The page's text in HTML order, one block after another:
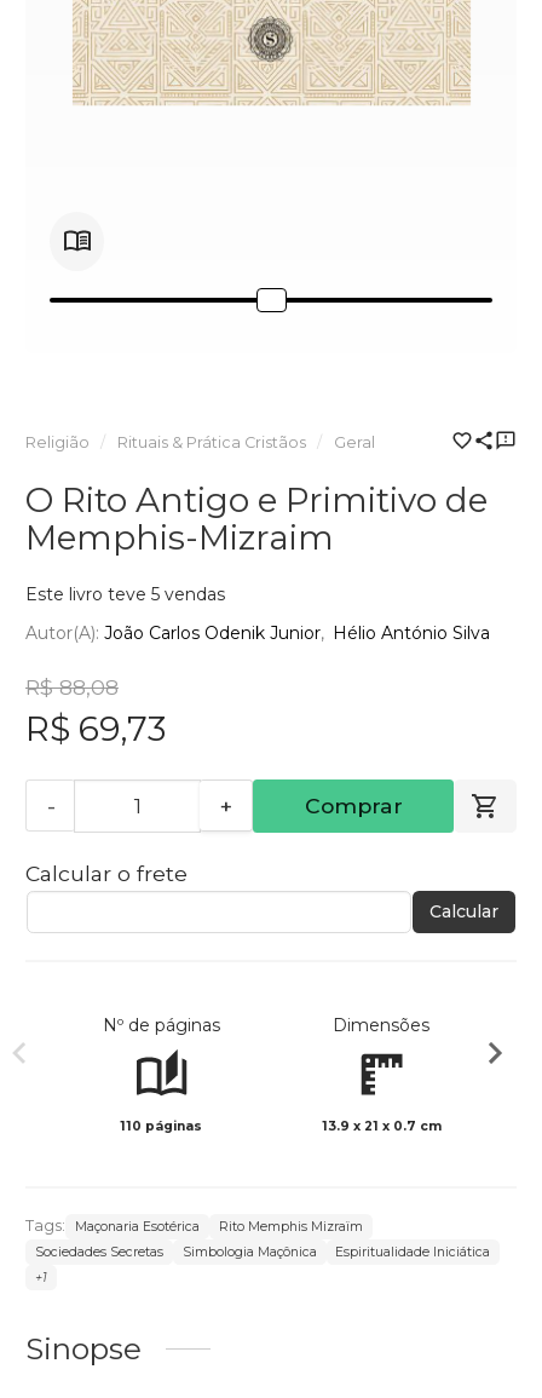
Religião Rituais & Prática Cristãos Geral
O Rito Antigo e Primitivo de
Memphis-Mizraim
Este livro teve 5 vendas
Autor(a): João Carlos Odenik Junior Hélio António Silva
R$ 88,08
R$ 69,73
- + Comprar
Calcular o frete
Calcular
Nº de páginas
110 páginas
Dimensões
13.9 x 21 x 0.7 cm
Tags: Maçonaria Esotérica
Rito Memphis Mizraïm
Sociedades Secretas
Simbologia Maçônica
Espiritualidade Iniciática
+1
Sinopse